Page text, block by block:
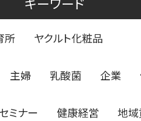
所 ヤクルト化粧品
主婦 乳酸菌 企業
ミナー 健康経営 地